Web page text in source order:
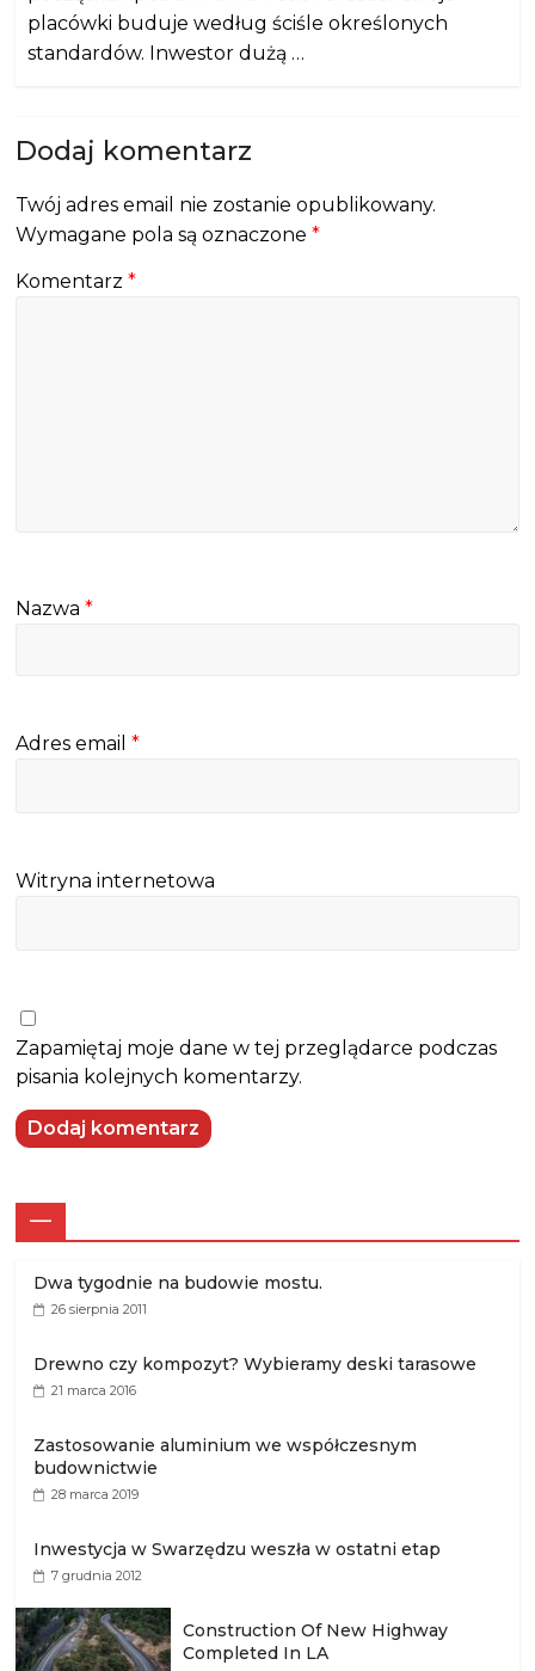
placówki buduje według ściśle określonych
standardów. Inwestor dużą …
Dodaj komentarz
Twój adres email nie zostanie opublikowany.
Wymagane pola są oznaczone*
Komentarz*
Nazwa*
Adres email*
Witryna internetowa
Zapamiętaj moje dane w tej przeglądarce podczas
pisania kolejnych komentarzy.
—
Dwa tygodnie na budowie mostu.
26 sierpnia 2011
Drewno czy kompozyt? Wybieramy deski tarasowe
21 marca 2016
Zastosowanie aluminium we współczesnym
budownictwie
28 marca 2019
Inwestycja w Swarzędzu weszła w ostatni etap
7 grudnia 2012
Construction Of New Highway
Completed In LA